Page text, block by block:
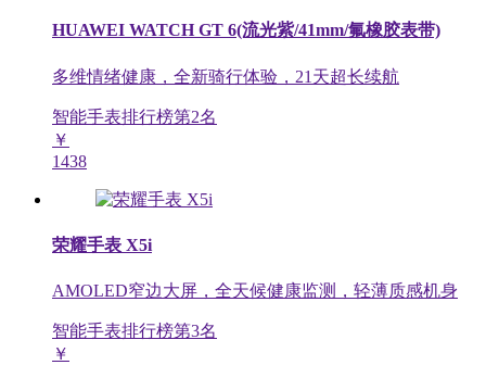
HUAWEI WATCH GT 6(流光紫/41mm/氟橡胶表带)
多维情绪健康，全新骑行体验，21天超长续航
智能手表排行榜第2名
￥
1438
荣耀手表 X5i
AMOLED窄边大屏，全天候健康监测，轻薄质感机身
智能手表排行榜第3名
￥